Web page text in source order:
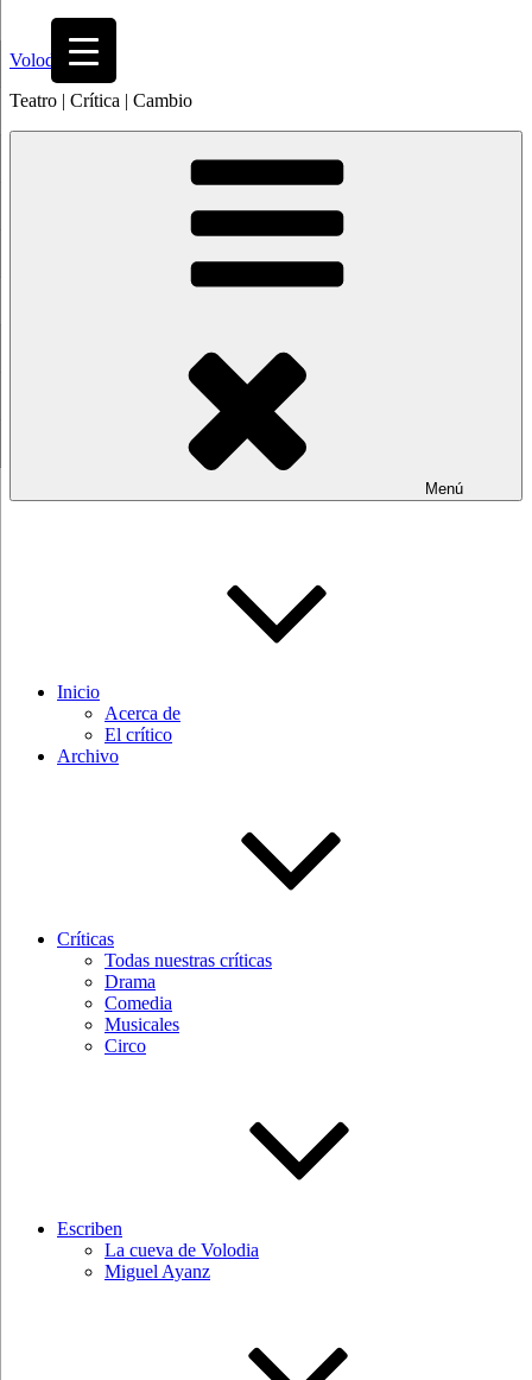
contenido
Volodia
Teatro | Crítica | Cambio
Menú
Inicio
Acerca de
El crítico
Archivo
Críticas
Todas nuestras críticas
Drama
Comedia
Musicales
Circo
Escriben
La cueva de Volodia
Miguel Ayanz